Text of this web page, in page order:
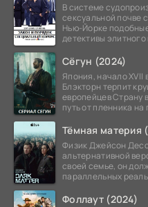
В системе
сексуальной почве
Нью-Йорке
детективы
Сёгун (2024)
Япония, начало
Блэкторн терпит
европейцев Страну
путь от пленника
Тёмная материя
Физик Джейсон
альтернативной
своей семье, он
параллельных
Фоллаут (2024)